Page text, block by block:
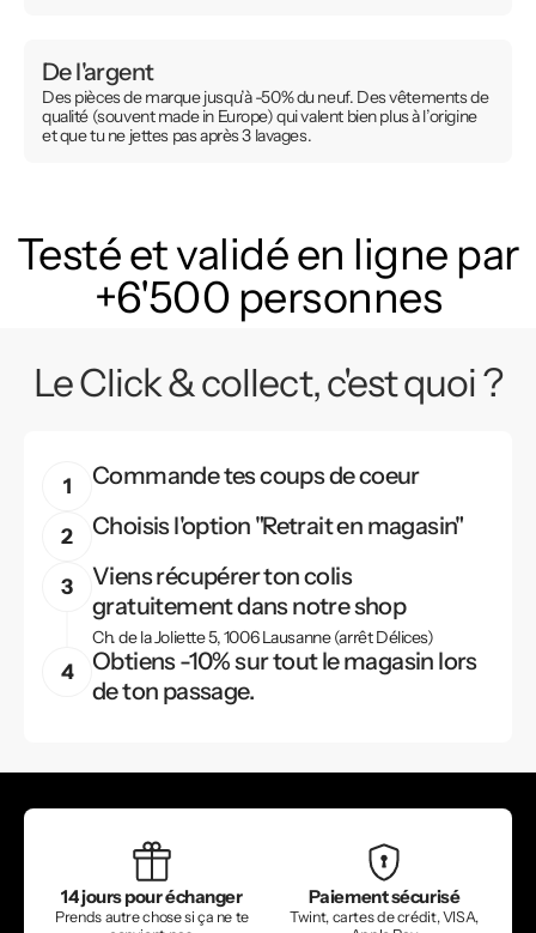
De l'argent
Des pièces de marque jusqu’à -50% du neuf. Des vêtements de
qualité (souvent made in Europe) qui valent bien plus à l’origine
et que tu ne jettes pas après 3 lavages.
Testé et validé en ligne par
+6'500 personnes
Le Click & collect, c'est quoi ?
Commande tes coups de coeur
Choisis l'option "Retrait en magasin"
Viens récupérer ton colis
gratuitement dans notre shop
Ch. de la Joliette 5, 1006 Lausanne (arrêt Délices)
Obtiens -10% sur tout le magasin lors
de ton passage.
14 jours pour échanger
Prends autre chose si ça ne te
Paiement sécurisé
Twint, cartes de crédit, VISA,